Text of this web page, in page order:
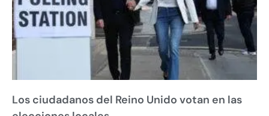
Los ciudadanos del Reino Unido votan en las